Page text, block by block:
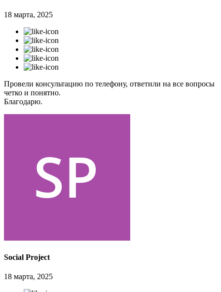
18 марта, 2025
Провели консультацию по телефону, ответили на все вопросы
четко и понятно.
Благодарю.
Social Project
18 марта, 2025